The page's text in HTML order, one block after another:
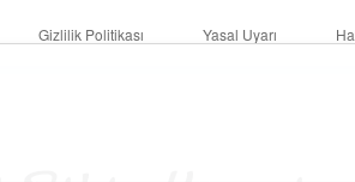
Gizlilik Politikası Yasal Uyarı